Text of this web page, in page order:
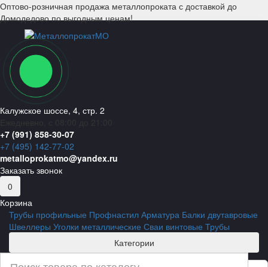
Оптово-розничная продажа металлопроката с доставкой до
Домодедово по выгодным ценам!
Калужское шоссе, 4, стр. 2
+7 (991) 858-30-07
+7 (495) 142-77-02
metalloprokatmo@yandex.ru
Заказать звонок
0
Корзина
Трубы профильные Профнастил Арматура Балки двутавровые
Швеллеры Уголки металлические Сваи винтовые Трубы
Категории